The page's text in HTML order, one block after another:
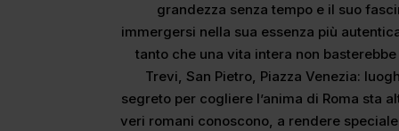
grandezza senza tempo e il suo
immergersi nella sua essenza più
tanto che una vita intera non
Trevi, San Pietro, Piazza Venezia:
segreto per cogliere l’anima di Roma sta
veri romani conoscono, a rendere